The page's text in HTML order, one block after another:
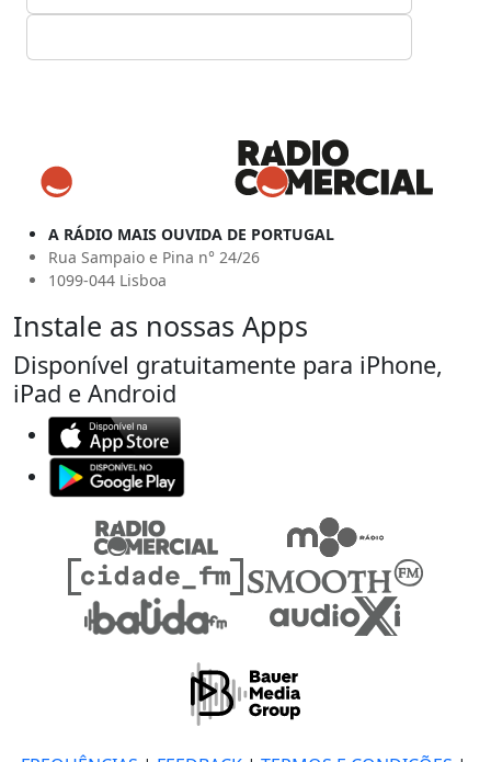
A RÁDIO MAIS OUVIDA DE PORTUGAL
Rua Sampaio e Pina n° 24/26
1099-044 Lisboa
Instale as nossas Apps
Disponível gratuitamente para iPhone,
iPad e Android